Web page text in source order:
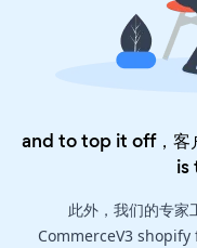
and to top it off，客
is
此外，我们的专家
CommerceV3 shopify